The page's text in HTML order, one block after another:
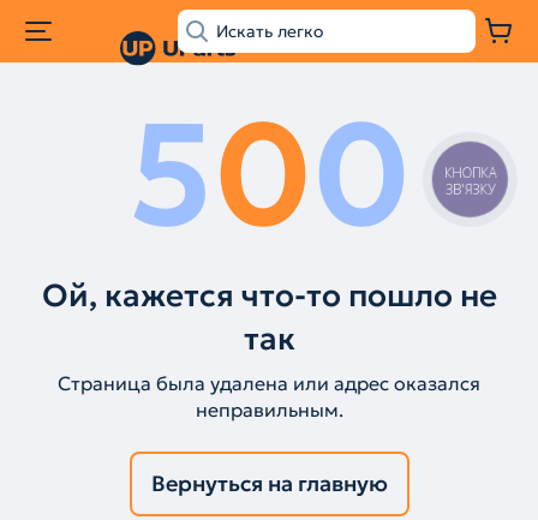
500
Ой, кажется что-то пошло не
так
Страница была удалена или адрес оказался
неправильным.
Вернуться на главную
КНОПКА
ЗВ'ЯЗКУ